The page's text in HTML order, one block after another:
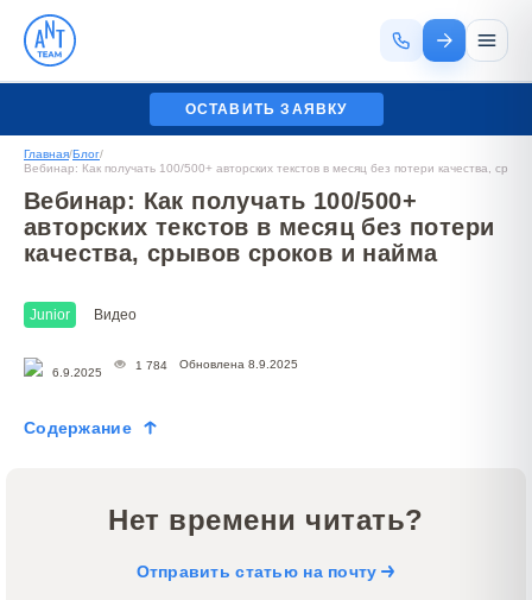
ОСТАВИТЬ ЗАЯВКУ
Главная/Блог/
Вебинар: Как получать 100/500+ авторских текстов в месяц без потери качества,
Вебинар: Как получать 100/500+
авторских текстов в месяц без потери
качества, срывов сроков и найма
Junior Видео
6.9.2025
1 784 Обновлена 8.9.2025
Содержание
Нет времени читать?
Отправить статью на почту